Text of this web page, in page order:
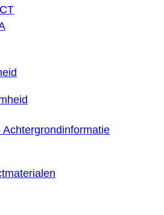
Achtergrondinformatie